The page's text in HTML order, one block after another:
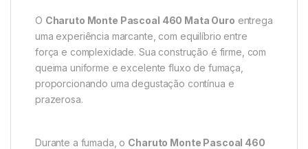
O Charuto Monte Pascoal 460 Mata Ouro entrega
uma experiência marcante, com equilíbrio entre
força e complexidade. Sua construção é firme, com
queima uniforme e excelente fluxo de fumaça,
proporcionando uma degustação contínua e
prazerosa.
Durante a fumada, o Charuto Monte Pascoal 460